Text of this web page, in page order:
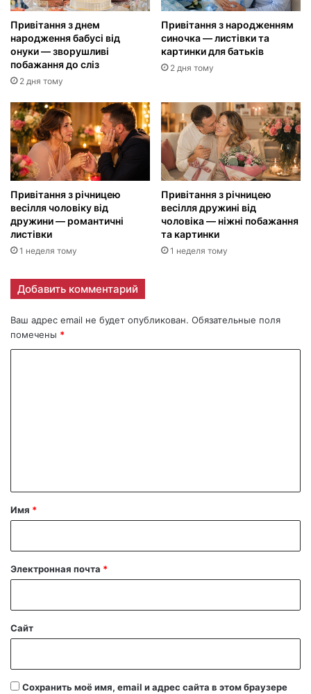
Привітання з днем
народження бабусі від
онуки — зворушливі
побажання до сліз
2 дня тому
Привітання з народженням
синочка — листівки та
картинки для батьків
2 дня тому
Привітання з річницею
весілля чоловіку від
дружини — романтичні
листівки
1 неделя тому
Привітання з річницею
весілля дружині від
чоловіка — ніжні побажання
та картинки
1 неделя тому
Добавить комментарий
Ваш адрес email не будет опубликован. Обязательные поля
помечены *
а
й
Имя *
Электронная почта *
Сайт
Сохранить моё имя, email и адрес сайта в этом браузере